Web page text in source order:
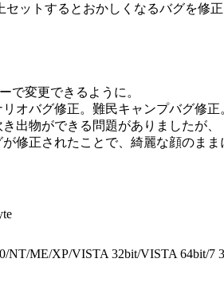
ットするとおかしくなるバグを修正
更できるように。
グ修正。難民キャンプバグ修正。
ができる問題がありましたが、
されたことで、綺麗な顔のままに
NT/ME/XP/VISTA 32bit/VISTA 64bit/7